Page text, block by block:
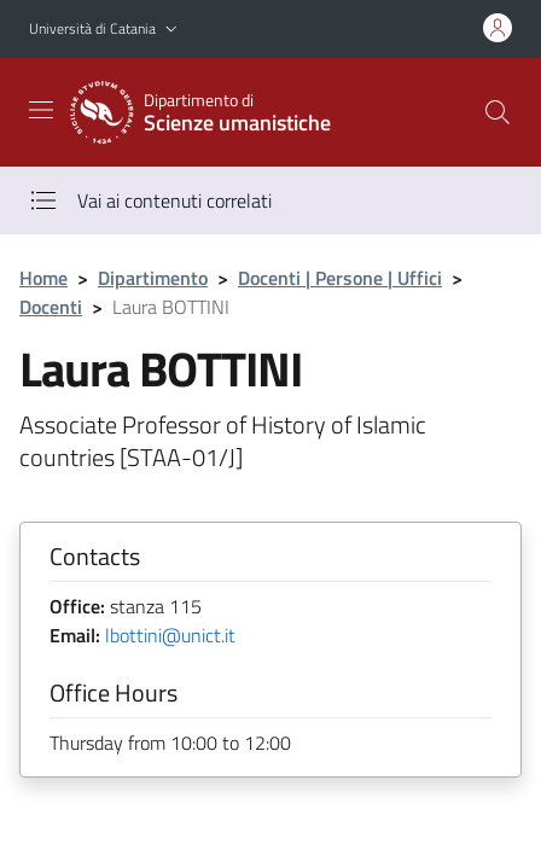
Vai al contenuto principale
Vai al menu di navigazione
Università di Catania
Dipartimento di
Scienze umanistiche
Vai ai contenuti correlati
Home > Dipartimento > Docenti | Persone | Uffici >
Docenti > Laura BOTTINI
Laura BOTTINI
Associate Professor of History of Islamic
countries [STAA-01/J]
Contacts
Office: stanza 115
Email: lbottini@unict.it
Office Hours
Thursday from 10:00 to 12:00